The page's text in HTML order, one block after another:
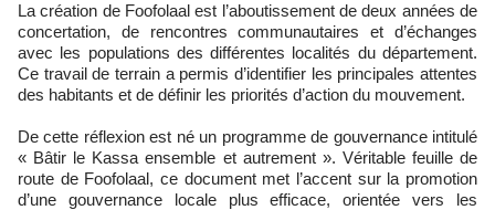
La création de Foofolaal est l’aboutissement de deux années de
concertation, de rencontres communautaires et d’échanges
avec les populations des différentes localités du département.
Ce travail de terrain a permis d’identifier les principales attentes
des habitants et de définir les priorités d’action du mouvement.
De cette réflexion est né un programme de gouvernance intitulé
« Bâtir le Kassa ensemble et autrement ». Véritable feuille de
route de Foofolaal, ce document met l’accent sur la promotion
d’une gouvernance locale plus efficace, orientée vers les